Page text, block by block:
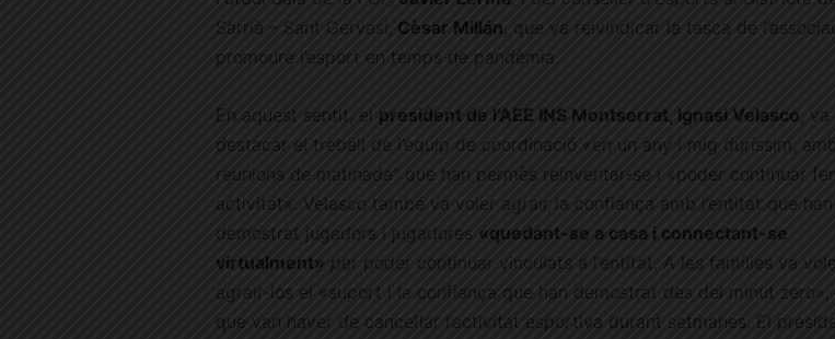
Sarrià – Sant Gervasi, Cèsar Millán , que va reivindicar la tasca de
promoure l’esport en temps de pandèmia.
En aquest sentit, el president de l’AEE INS Montserrat, Ignasi Velasco , va
destacar el treball de l’equip de coordinació «en un any i mig duríssim,
reunions de matinada” que han permès reinventar-se i «poder continuar
activitat». Velasco també va voler agrair la confiança amb l’entitat que han
demostrat jugadors i jugadores «quedant-se a casa i connectant-se
virtualment» per poder continuar vinculats a l’entitat. A les famílies va
agrair-los el «suport i la confiança que han demostrat des del minut zero»,
que van haver de cancel·lar l’activitat esportiva durant setmanes. El